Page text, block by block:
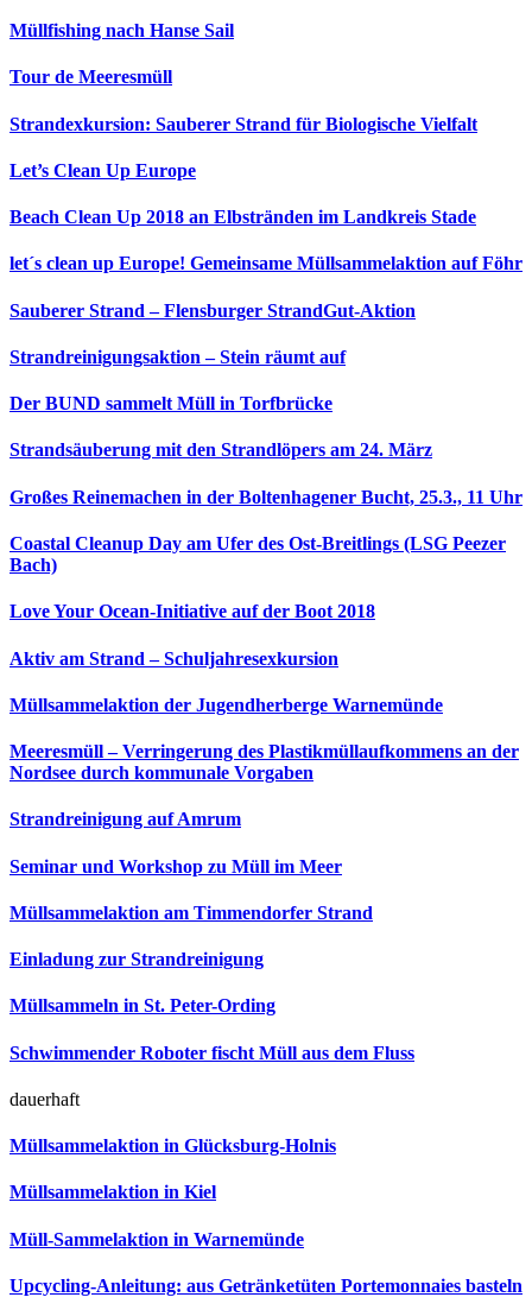
Müllfishing nach Hanse Sail
Tour de Meeresmüll
Strandexkursion: Sauberer Strand für Biologische Vielfalt
Let’s Clean Up Europe
Beach Clean Up 2018 an Elbstränden im Landkreis Stade
let´s clean up Europe! Gemeinsame Müllsammelaktion auf Föhr
Sauberer Strand – Flensburger StrandGut-Aktion
Strandreinigungsaktion – Stein räumt auf
Der BUND sammelt Müll in Torfbrücke
Strandsäuberung mit den Strandlöpers am 24. März
Großes Reinemachen in der Boltenhagener Bucht, 25.3., 11 Uhr
Coastal Cleanup Day am Ufer des Ost-Breitlings (LSG Peezer
Bach)
Love Your Ocean-Initiative auf der Boot 2018
Aktiv am Strand – Schuljahresexkursion
Müllsammelaktion der Jugendherberge Warnemünde
Meeresmüll – Verringerung des Plastikmüllaufkommens an der
Nordsee durch kommunale Vorgaben
Strandreinigung auf Amrum
Seminar und Workshop zu Müll im Meer
Müllsammelaktion am Timmendorfer Strand
Einladung zur Strandreinigung
Müllsammeln in St. Peter-Ording
Schwimmender Roboter fischt Müll aus dem Fluss
dauerhaft
Müllsammelaktion in Glücksburg-Holnis
Müllsammelaktion in Kiel
Müll-Sammelaktion in Warnemünde
Upcycling-Anleitung: aus Getränketüten Portemonnaies basteln